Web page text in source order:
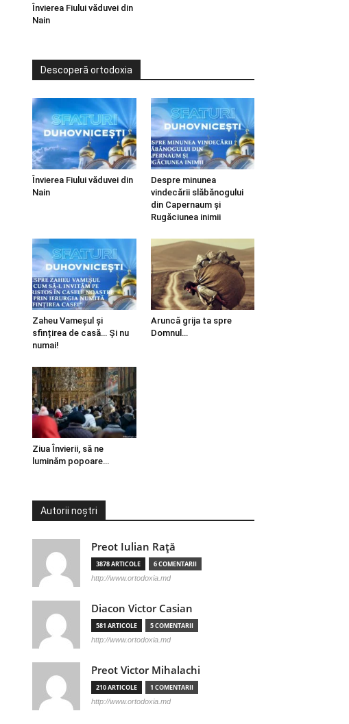
Învierea Fiului văduvei din
Nain
Descoperă ortodoxia
Învierea Fiului văduvei din
Nain
Despre minunea
vindecării slăbănogului
din Capernaum și
Rugăciunea inimii
Zaheu Vameșul și
sfințirea de casă… Și nu
numai!
Aruncă grija ta spre
Domnul…
Ziua Învierii, să ne
luminăm popoare…
Autorii noștri
Preot Iulian Raţă
3878 ARTICOLE 6 COMENTARII
http://www.ortodoxia.md
Diacon Victor Casian
581 ARTICOLE 5 COMENTARII
http://www.ortodoxia.md
Preot Victor Mihalachi
210 ARTICOLE 1 COMENTARII
http://www.ortodoxia.md